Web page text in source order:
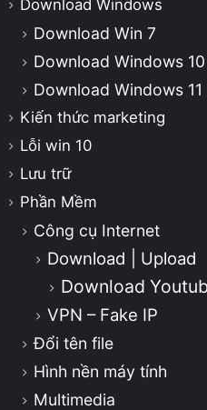
Download Windows
Download Win 7
Download Windows 10
Download Windows 11
Kiến thức marketing
Lỗi win 10
Lưu trữ
Phần Mềm
Công cụ Internet
Download | Upload
Download
VPN – Fake IP
Đổi tên file
Hình nền máy tính
Multimedia